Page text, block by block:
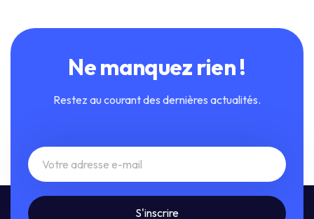
Ne manquez rien !
Restez au courant des dernières actualités.